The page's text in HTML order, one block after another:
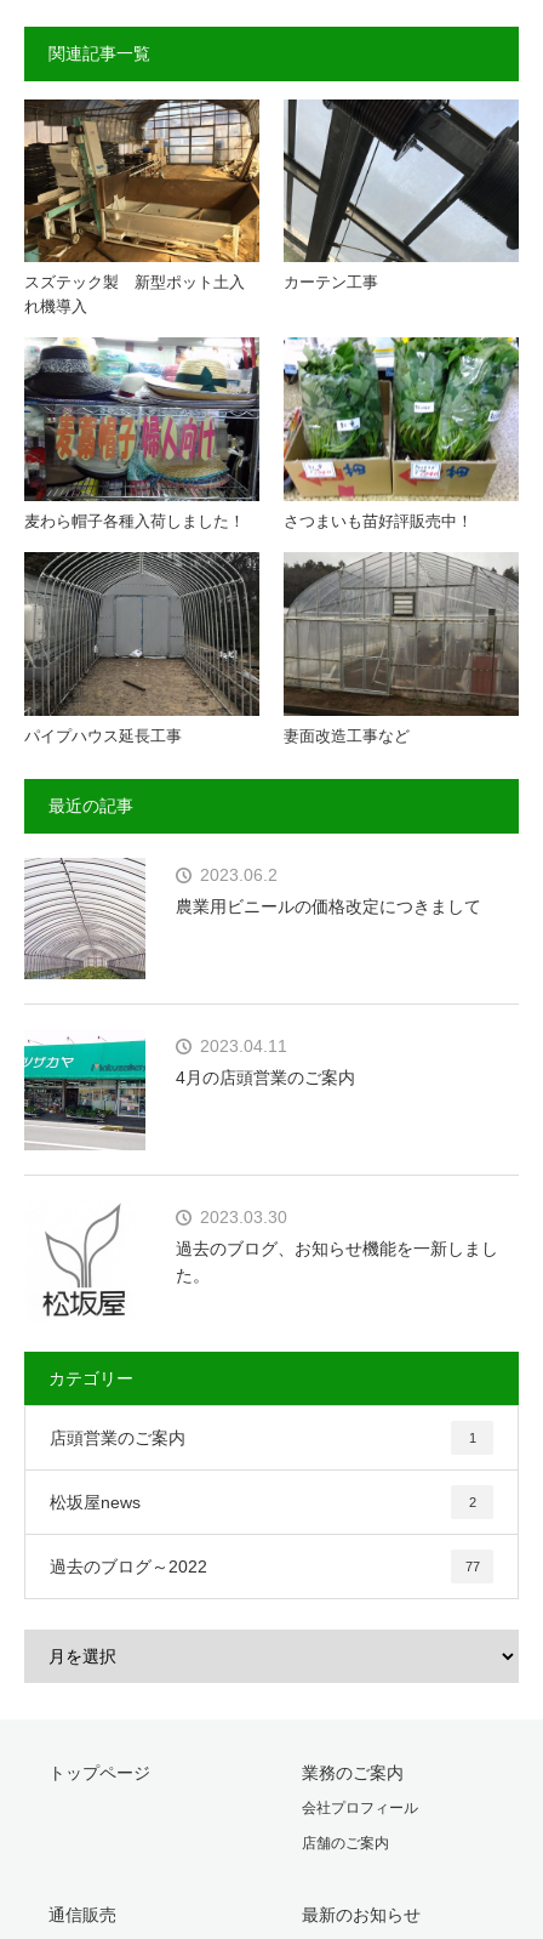
関連記事一覧
スズテック製 新型ポット土入
れ機導入
カーテン工事
麦わら帽子各種入荷しました！ さつまいも苗好評販売中！
パイプハウス延長工事 妻面改造工事など
最近の記事
2023.06.2
農業用ビニールの価格改定につきまして
2023.04.11
4月の店頭営業のご案内
2023.03.30
過去のブログ、お知らせ機能を一新しまし
た。
カテゴリー
店頭営業のご案内 1
松坂屋news 2
過去のブログ～2022 77
トップページ 業務のご案内
会社プロフィール
店舗のご案内
通信販売 最新のお知らせ